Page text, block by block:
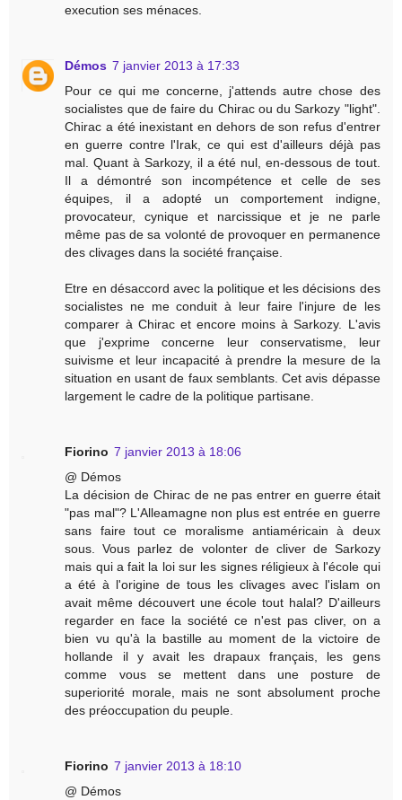
execution ses ménaces.
Démos 7 janvier 2013 à 17:33
Pour ce qui me concerne, j'attends autre chose des
socialistes que de faire du Chirac ou du Sarkozy "light".
Chirac a été inexistant en dehors de son refus d'entrer
en guerre contre l'Irak, ce qui est d'ailleurs déjà pas
mal. Quant à Sarkozy, il a été nul, en-dessous de tout.
Il a démontré son incompétence et celle de ses
équipes, il a adopté un comportement indigne,
provocateur, cynique et narcissique et je ne parle
même pas de sa volonté de provoquer en permanence
des clivages dans la société française.
Etre en désaccord avec la politique et les décisions des
socialistes ne me conduit à leur faire l'injure de les
comparer à Chirac et encore moins à Sarkozy. L'avis
que j'exprime concerne leur conservatisme, leur
suivisme et leur incapacité à prendre la mesure de la
situation en usant de faux semblants. Cet avis dépasse
largement le cadre de la politique partisane.
Fiorino 7 janvier 2013 à 18:06
@ Démos
La décision de Chirac de ne pas entrer en guerre était
"pas mal"? L'Alleamagne non plus est entrée en guerre
sans faire tout ce moralisme antiaméricain à deux
sous. Vous parlez de volonter de cliver de Sarkozy
mais qui a fait la loi sur les signes réligieux à l'école qui
a été à l'origine de tous les clivages avec l'islam on
avait même découvert une école tout halal? D'ailleurs
regarder en face la société ce n'est pas cliver, on a
bien vu qu'à la bastille au moment de la victoire de
hollande il y avait les drapaux français, les gens
comme vous se mettent dans une posture de
superiorité morale, mais ne sont absolument proche
des préoccupation du peuple.
Fiorino 7 janvier 2013 à 18:10
@ Démos